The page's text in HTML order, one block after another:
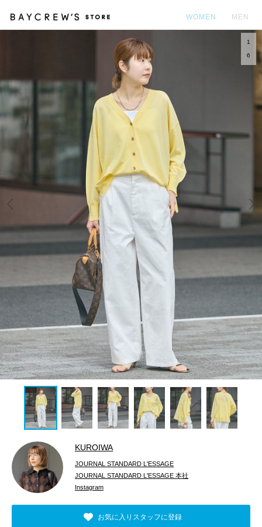
WOMEN MEN
1
6
KUROIWA
JOURNAL STANDARD L'ESSAGE
JOURNAL STANDARD L'ESSAGE 本社
Instagram
お気に入りスタッフに登録